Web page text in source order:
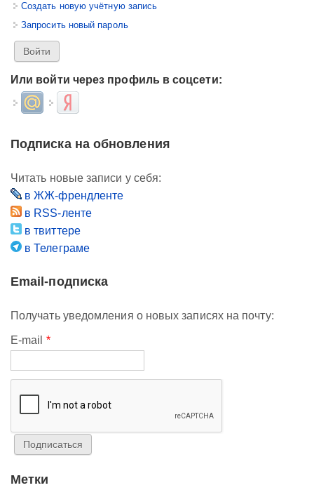
Создать новую учётную запись
Запросить новый пароль
Или войти через профиль в соцсети:
Login with Mail.ruLogin with Яндекс
Подписка на обновления
Читать новые записи у себя:
в ЖЖ-френдленте
в RSS-ленте
в твиттере
в Телеграме
Email-подписка
Получать уведомления о новых записях на почту:
E-mail *
Метки